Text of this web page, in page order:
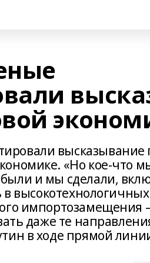
высказывание
«Но кое-что
и мы сделали,
даже те
в ходе прямой